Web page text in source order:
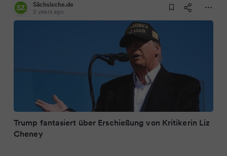
Sächsische.de
2 years ago
Trump fantasiert über Erschießung von Kritikerin Liz
Cheney